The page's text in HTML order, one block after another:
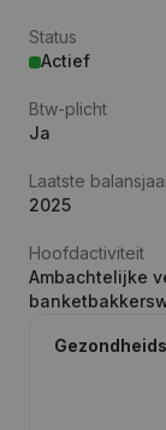
Status
Actief
Btw-plicht
Ja
Laatste
2025
Hoofdactiviteit
Ambachtelijke